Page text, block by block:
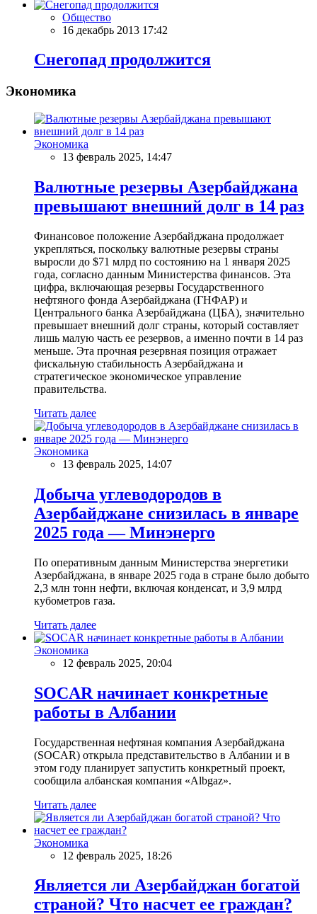
Общество
16 декабрь 2013 17:42
Снегопад продолжится
Экономика
Экономика
13 февраль 2025, 14:47
Валютные резервы Азербайджана
превышают внешний долг в 14 раз
Финансовое положение Азербайджана продолжает
укрепляться, поскольку валютные резервы страны
выросли до $71 млрд по состоянию на 1 января 2025
года, согласно данным Министерства финансов. Эта
цифра, включающая резервы Государственного
нефтяного фонда Азербайджана (ГНФАР) и
Центрального банка Азербайджана (ЦБА), значительно
превышает внешний долг страны, который составляет
лишь малую часть ее резервов, а именно почти в 14 раз
меньше. Эта прочная резервная позиция отражает
фискальную стабильность Азербайджана и
стратегическое экономическое управление
правительства.
Читать далее
Экономика
13 февраль 2025, 14:07
Добыча углеводородов в
Азербайджане снизилась в январе
2025 года — Минэнерго
По оперативным данным Министерства энергетики
Азербайджана, в январе 2025 года в стране было добыто
2,3 млн тонн нефти, включая конденсат, и 3,9 млрд
кубометров газа.
Читать далее
Экономика
12 февраль 2025, 20:04
SOCAR начинает конкретные
работы в Албании
Государственная нефтяная компания Азербайджана
(SOCAR) открыла представительство в Албании и в
этом году планирует запустить конкретный проект,
сообщила албанская компания «Albgaz».
Читать далее
Экономика
12 февраль 2025, 18:26
Является ли Азербайджан богатой
страной? Что насчет ее граждан?